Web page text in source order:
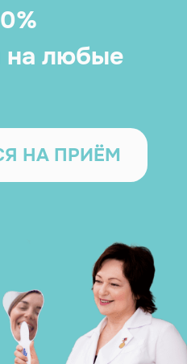
на любые
НА ПРИЁМ